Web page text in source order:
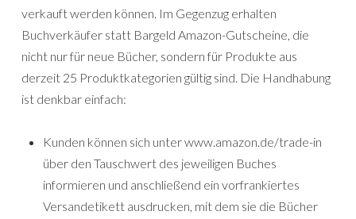
verkauft werden können. Im Gegenzug erhalten
Buchverkäufer statt Bargeld Amazon-Gutscheine, die
nicht nur für neue Bücher, sondern für Produkte aus
derzeit 25 Produktkategorien gültig sind. Die Handhabung
ist denkbar einfach:
Kunden können sich unter www.amazon.de/trade-in
über den Tauschwert des jeweiligen Buches
informieren und anschließend ein vorfrankiertes
Versandetikett ausdrucken, mit dem sie die Bücher